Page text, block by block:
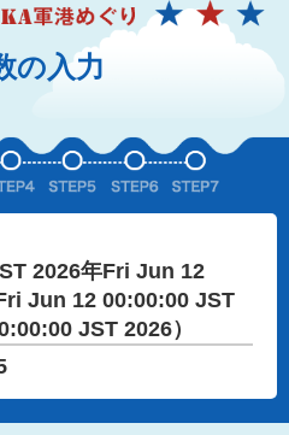
の入力
2026年Fri Jun 12
Jun 12 00:00:00 JST
JST 2026）